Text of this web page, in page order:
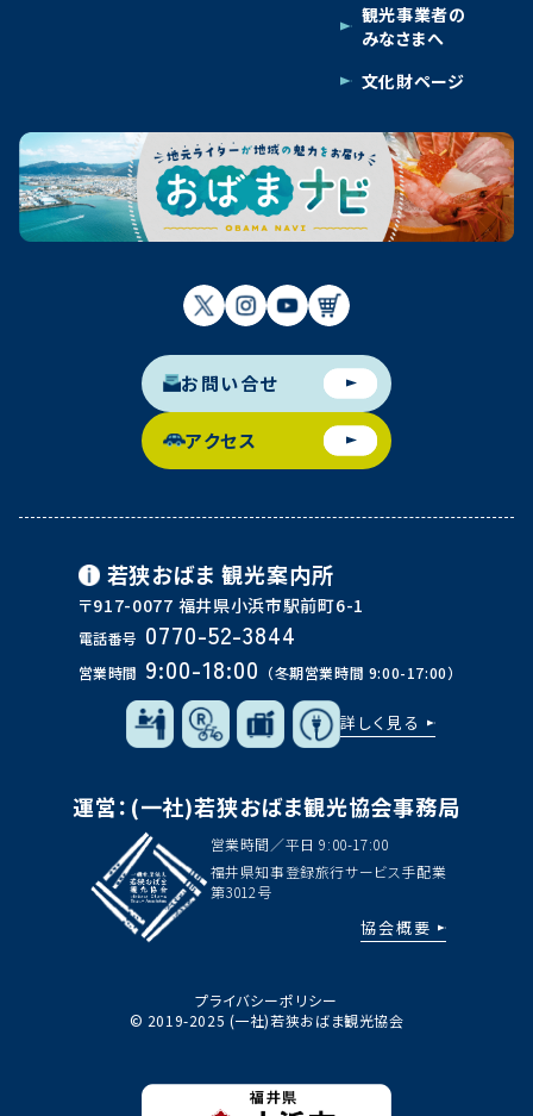
観光事業者の
みなさまへ
文化財ページ
お問い合せ
アクセス
若狭おばま 観光案内所
〒917-0077 福井県小浜市駅前町6-1
電話番号 0770-52-3844
営業時間 9:00-18:00 （冬期営業時間 9:00-17:00）
詳しく見る
運営：(一社)若狭おばま観光協会事務局
営業時間／平日 9:00-17:00
福井県知事登録旅行サービス手配業
第3012号
協会概要
プライバシーポリシー
© 2019-2025 (一社)若狭おばま観光協会